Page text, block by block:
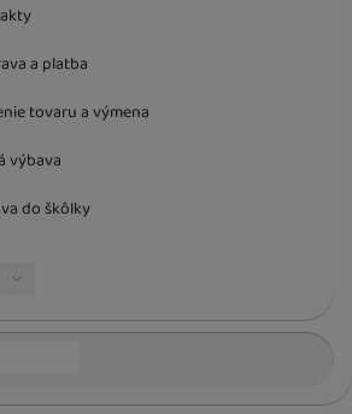
a platba
tovaru a výmena
výbava
do škôlky
Jazyková verzia